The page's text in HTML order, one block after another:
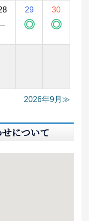
－
29
◎
30
◎
2026年9月
について